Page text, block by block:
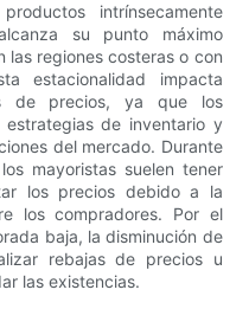
intrínsecamente
su punto máximo
las regiones costeras o con
estacionalidad impacta
de precios, ya que los
de inventario y
del mercado. Durante
mayoristas suelen tener
los precios debido a la
los compradores. Por el
baja, la disminución de
rebajas de precios u
las existencias.